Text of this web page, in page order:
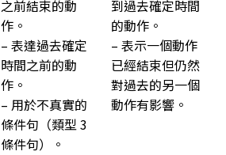
之前結束的動
作。
– 表達過去確定
時間之前的動
作。
– 用於不真實的
條件句（類型 3
條件句）。
到過去確定時間
的動作。
– 表示一個動作
已經結束但仍然
對過去的另一個
動作有影響。